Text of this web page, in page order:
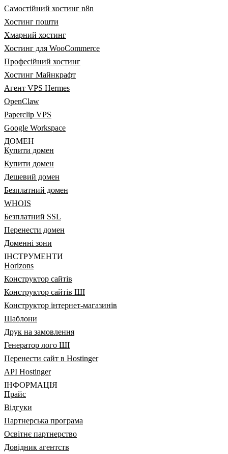
Самостійний хостинг n8n
Хостинг пошти
Хмарний хостинг
Хостинг для WooCommerce
Професійний хостинг
Хостинг Майнкрафт
Агент VPS Hermes
OpenClaw
Paperclip VPS
Google Workspace
ДОМЕН
Купити домен
Купити домен
Дешевий домен
Безплатний домен
WHOIS
Безплатний SSL
Перенести домен
Доменні зони
ІНСТРУМЕНТИ
Horizons
Конструктор сайтів
Конструктор сайтів ШІ
Конструктор інтернет-магазинів
Шаблони
Друк на замовлення
Генератор лого ШІ
Перенести сайт в Hostinger
API Hostinger
ІНФОРМАЦІЯ
Прайс
Відгуки
Партнерська програма
Освітнє партнерство
Довідник агентств